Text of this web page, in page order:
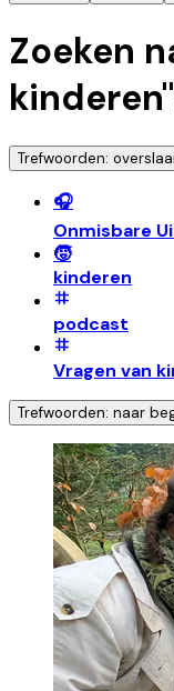
Zoeken
kinderen
Trefwoorden:
🎧
Onmisbare
🧒
kinderen
podcast
Vragen van
Trefwoorden: naar